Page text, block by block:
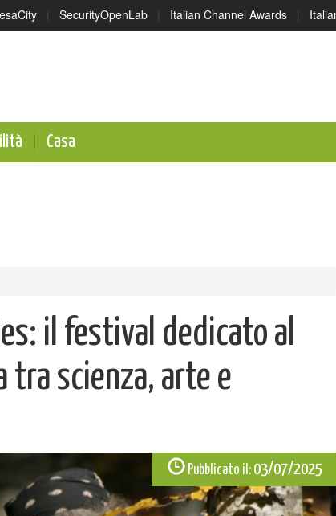
| SecurityOpenLab | Italian Channel Awards |
Casa
il festival dedicato al
scienza, arte e
Pubblicato il: 03/07/2025